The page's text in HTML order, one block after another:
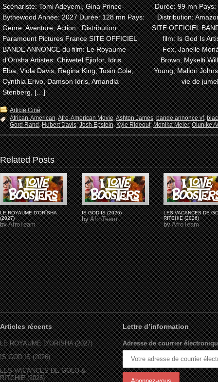
Scénariste: Tomi Adeyemi, Gina Prince-
Bythewood Année: 2027 Durée: 128 mn Pays:
Genre: Aventure, Action, Distribution:
Paramount Pictures France SITE OFFICIEL
BANDE ANNONCE du film: Le Royaume
d’Orïsha Artistes: Chiwetel Ejiofor, Idris
Elba, Viola Davis, Regina King, Tosin Cole,
Cynthia Erivo, Damson Idris, Amandla
Stenberg, […]
Durée: 99 mn
Distribution:
SITE OFFICIEL
film: Is God Is
Fox, Janelle
Brown, Mykelti
Young, Mallori
vie de
Article Ciné
African-American,Afro-American Movie,Ashton James,bande annonce vf,
Gord Rand,Hubert Davis,Josh Epstein,Kyle Rideout,Monika Meier,Olunike
Related Posts
LE ROYAUME D'ORÏSHA
(2027)
byAfroTeam
IS GOD IS (2026)
byAfroTeam
LES VACANCES DE
RITCHIE (2026)
byAfroTeam
Articles récents
LE ROYAUME D’ORÏSHA (2027)
IS GOD IS (2026)
LES VACANCES DE GOLO &
RITCHIE (2026)
Lettre d’information
Adresse de courrier